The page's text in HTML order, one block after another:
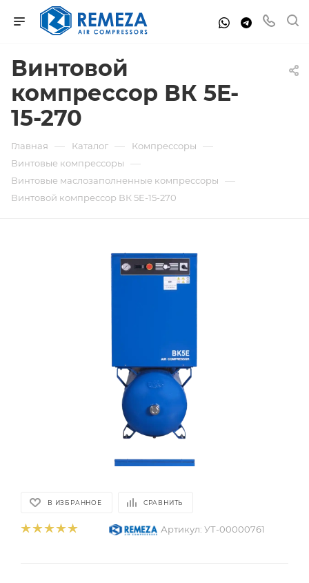
Винтовой
компрессор ВК 5E-
15-270
Главная — Каталог — Компрессоры —
Винтовые компрессоры —
Винтовые маслозаполненные компрессоры —
Винтовой компрессор ВК 5E-15-270
В ИЗБРАННОЕ СРАВНИТЬ
Артикул: УТ-00000761